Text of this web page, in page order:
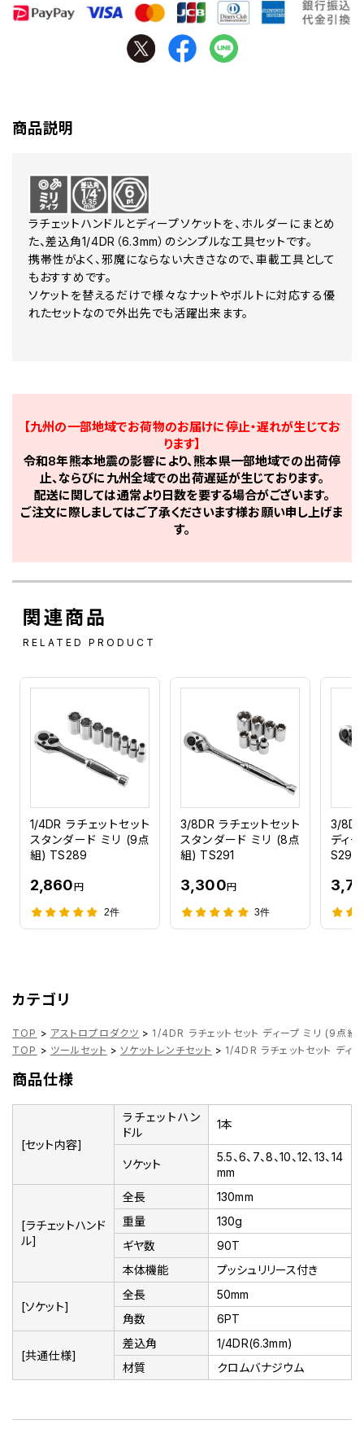
商品説明
ラチェットハンドルとディープソケットを、ホルダーにまとめ
た、差込角1/4DR（6.3mm）のシンプルな工具セットです。
携帯性がよく、邪魔にならない大きさなので、車載工具として
もおすすめです。
ソケットを替えるだけで様々なナットやボルトに対応する優
れたセットなので外出先でも活躍出来ます。
【九州の一部地域でお荷物のお届けに停止・遅れが生じてお
ります】
令和8年熊本地震の影響により、熊本県一部地域での出荷停
止、ならびに九州全域での出荷遅延が生じております。
配送に関しては通常より日数を要する場合がございます。
ご注文に際しましてはご了承くださいます様お願い申し上げま
す。
関連商品
RELATED PRODUCT
1/4DR ラチェットセット
スタンダード ミリ (9点
組) TS289
2,860円
2件
3/8DR ラチェットセット
スタンダード ミリ (8点
組) TS291
3,300円
3件
3/8DR
ディ
S292
カテゴリ
TOP > アストロプロダクツ > 1/4DR ラチェットセット ディープ ミリ (9点
TOP > ツールセット > ソケットレンチセット > 1/4DR ラチェットセット デ
商品仕様
[セット内容]
ラチェットハン
ドル
1本
ソケット
5.5、6、7、8、10、12、13、14
mm
[ラチェットハンド
ル]
全長
130mm
重量
130g
ギヤ数
90T
本体機能
プッシュリリース付き
[ソケット]
全長
50mm
角数
6PT
[共通仕様]
差込角
1/4DR(6.3mm)
材質
クロムバナジウム